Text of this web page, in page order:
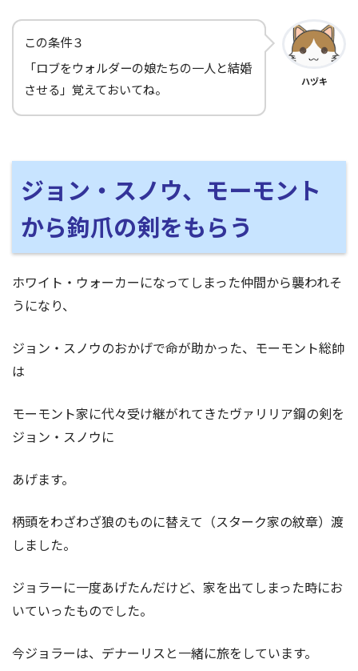
この条件３
「ロブをウォルダーの娘たちの一人と結婚
させる」覚えておいてね。
ハヅキ
ジョン・スノウ、モーモント
から鉤爪の剣をもらう
ホワイト・ウォーカーになってしまった仲間から襲われそ
うになり、
ジョン・スノウのおかげで命が助かった、モーモント総帥
は
モーモント家に代々受け継がれてきたヴァリリア鋼の剣を
ジョン・スノウに
あげます。
柄頭をわざわざ狼のものに替えて（スターク家の紋章）渡
しました。
ジョラーに一度あげたんだけど、家を出てしまった時にお
いていったものでした。
今ジョラーは、デナーリスと一緒に旅をしています。